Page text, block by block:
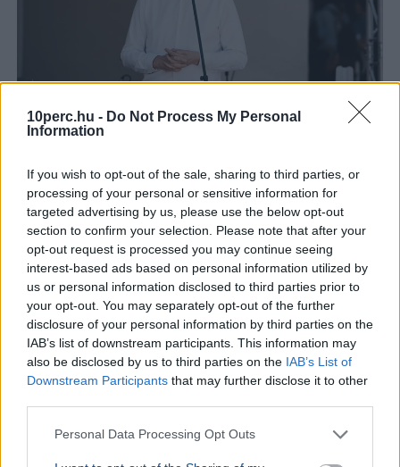
10perc.hu - Do Not Process My Personal
Information
If you wish to opt-out of the sale, sharing to third parties, or
processing of your personal or sensitive information for
targeted advertising by us, please use the below opt-out
section to confirm your selection. Please note that after your
opt-out request is processed you may continue seeing
interest-based ads based on personal information utilized by
us or personal information disclosed to third parties prior to
your opt-out. You may separately opt-out of the further
disclosure of your personal information by third parties on the
IAB’s list of downstream participants. This information may
also be disclosed by us to third parties on the IAB’s List of
Downstream Participants that may further disclose it to other
Personal Data Processing Opt Outs
Karácsony Gergely Duna
Karácsony Gergely bejelentette: elkerítik a Duna-meder
szennyezett részét az egykori Óbudai Gázgyár
területén, elindulhat a kármentesítés.Bővebben...
Oktatás